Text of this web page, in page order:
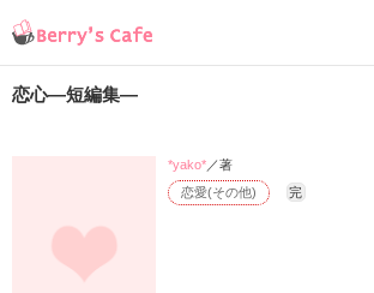
恋心―短編集―
恋愛(その他) 完
*yako*／著